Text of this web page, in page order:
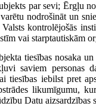
par sevi; Ērgļu
nodrošināt un
kontrolējošās
vai starptautiskām
tiesības nosaka
saviem personas
tiesības iebilst pret
likumīgumu,
Datu